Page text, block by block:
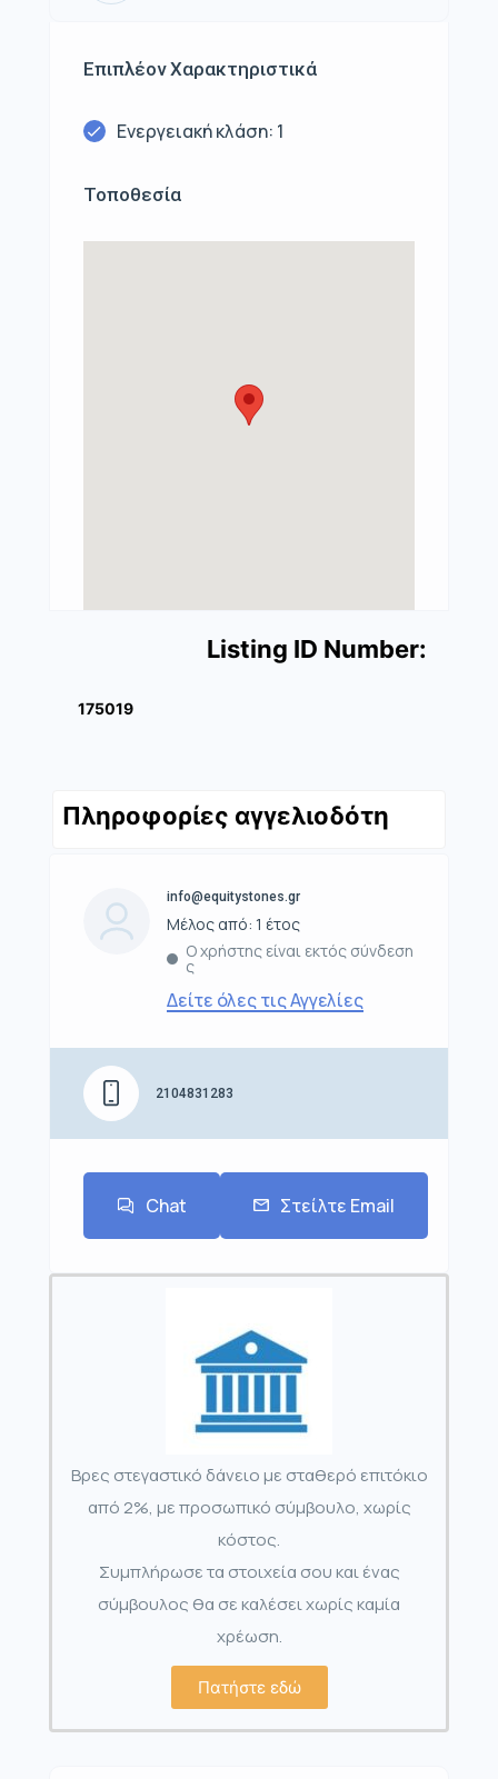
Επιπλέον Χαρακτηριστικά
Ενεργειακή κλάση: 1
Τοποθεσία
Listing ID Number:
175019
Πληροφορίες αγγελιοδότη
info@equitystones.gr
Μέλος από: 1 έτος
Ο χρήστης είναι εκτός σύνδεση
ς
Δείτε όλες τις Αγγελίες
2104831283
Chat Στείλτε Email
Βρες στεγαστικό δάνειο με σταθερό επιτόκιο
από 2%, με προσωπικό σύμβουλο, χωρίς
κόστος.
Συμπλήρωσε τα στοιχεία σου και ένας
σύμβουλος θα σε καλέσει χωρίς καμία
χρέωση.
Πατήστε εδώ